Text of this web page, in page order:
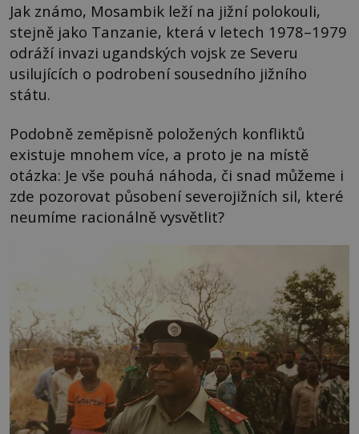
Jak známo, Mosambik leží na jižní polokouli,
stejně jako Tanzanie, která v letech 1978–1979
odráží invazi ugandských vojsk ze Severu
usilujících o podrobení sousedního jižního
státu.
Podobně zeměpisně položených konfliktů
existuje mnohem více, a proto je na místě
otázka: Je vše pouhá náhoda, či snad můžeme i
zde pozorovat působení severojižních sil, které
neumíme racionálně vysvětlit?